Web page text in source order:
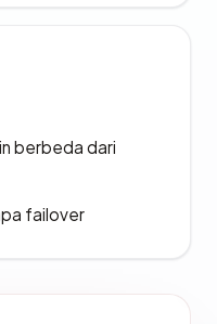
berbeda dari
failover